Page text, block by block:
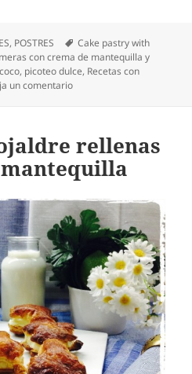
, POSTRES Etiquetas
Cake pastry with
con crema de mantequilla y
, picoteo dulce, Recetas con
un comentarioen Palmeras con crema
rellenas